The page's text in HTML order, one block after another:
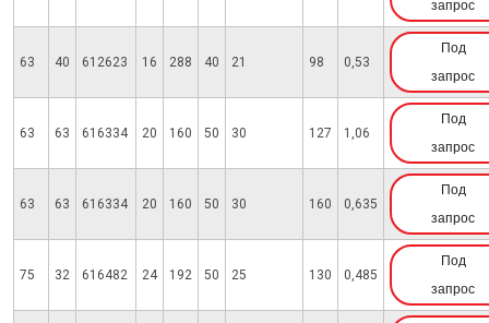
запрос
63 40 612623 16 288 40 21 98 0,53
Под
запрос
63 63 616334 20 160 50 30 127 1,06
Под
запрос
63 63 616334 20 160 50 30 160 0,635
Под
запрос
75 32 616482 24 192 50 25 130 0,485
Под
запрос